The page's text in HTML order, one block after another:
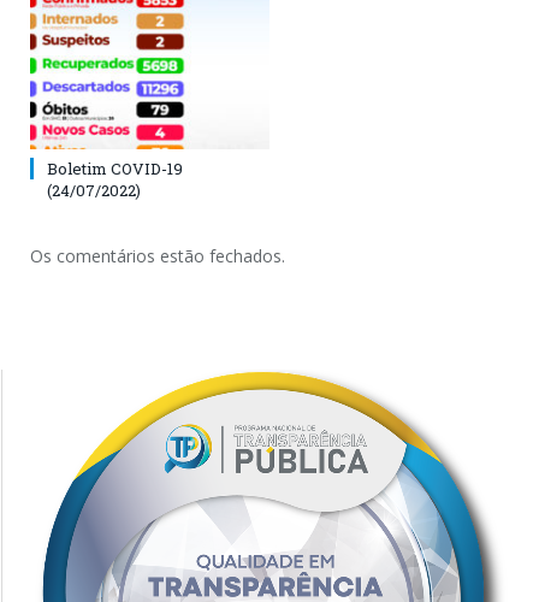
Boletim COVID-19
(24/07/2022)
Os comentários estão fechados.